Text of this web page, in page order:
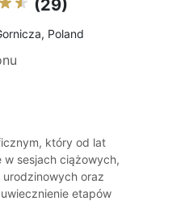
(29)
Poland
który od lat
w sesjach ciążowych,
oraz
etapów